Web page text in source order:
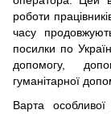
роботи
часу
посилки по
допомогу,
гуманітарної
Варта особливої